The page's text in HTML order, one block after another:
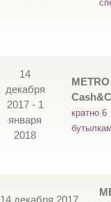
14
декабря
2017 - 1
января
2018
METRO
кратно 6
бутылкам
14 декабря 2017